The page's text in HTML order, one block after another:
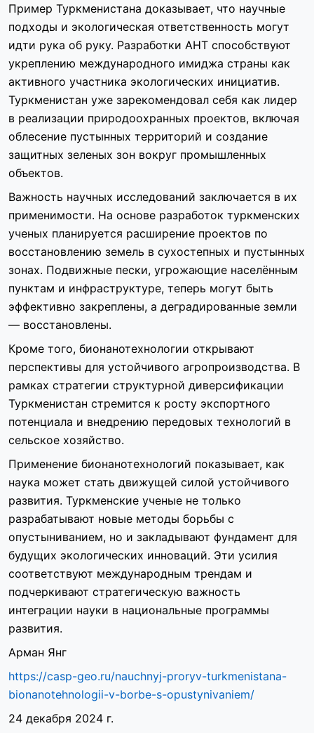
Пример Туркменистана доказывает, что научные
подходы и экологическая ответственность могут
идти рука об руку. Разработки АНТ способствуют
укреплению международного имиджа страны как
активного участника экологических инициатив.
Туркменистан уже зарекомендовал себя как лидер
в реализации природоохранных проектов, включая
облесение пустынных территорий и создание
защитных зеленых зон вокруг промышленных
объектов.
Важность научных исследований заключается в их
применимости. На основе разработок туркменских
ученых планируется расширение проектов по
восстановлению земель в сухостепных и пустынных
зонах. Подвижные пески, угрожающие населённым
пунктам и инфраструктуре, теперь могут быть
эффективно закреплены, а деградированные земли
— восстановлены.
Кроме того, бионанотехнологии открывают
перспективы для устойчивого агропроизводства. В
рамках стратегии структурной диверсификации
Туркменистан стремится к росту экспортного
потенциала и внедрению передовых технологий в
сельское хозяйство.
Применение бионанотехнологий показывает, как
наука может стать движущей силой устойчивого
развития. Туркменские ученые не только
разрабатывают новые методы борьбы с
опустыниванием, но и закладывают фундамент для
будущих экологических инноваций. Эти усилия
соответствуют международным трендам и
подчеркивают стратегическую важность
интеграции науки в национальные программы
развития.
Арман Янг
https://casp-geo.ru/nauchnyj-proryv-turkmenistana-
bionanotehnologii-v-borbe-s-opustynivaniem/
24 декабря 2024 г.